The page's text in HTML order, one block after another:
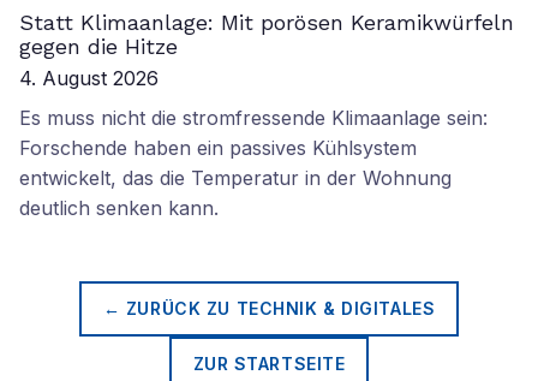
Statt Klimaanlage: Mit porösen Keramikwürfeln
gegen die Hitze
4. August 2026
Es muss nicht die stromfressende Klimaanlage sein:
Forschende haben ein passives Kühlsystem
entwickelt, das die Temperatur in der Wohnung
deutlich senken kann.
← ZURÜCK ZU TECHNIK & DIGITALES
ZUR STARTSEITE